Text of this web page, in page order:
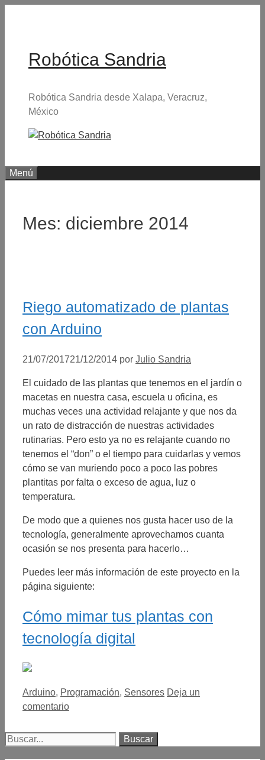
Robótica Sandria
Robótica Sandria desde Xalapa, Veracruz,
México
Menú
Mes: diciembre 2014
Riego automatizado de plantas
con Arduino
21/07/201721/12/2014 por Julio Sandria
El cuidado de las plantas que tenemos en el jardín o
macetas en nuestra casa, escuela u oficina, es
muchas veces una actividad relajante y que nos da
un rato de distracción de nuestras actividades
rutinarias. Pero esto ya no es relajante cuando no
tenemos el “don” o el tiempo para cuidarlas y vemos
cómo se van muriendo poco a poco las pobres
plantitas por falta o exceso de agua, luz o
temperatura.
De modo que a quienes nos gusta hacer uso de la
tecnología, generalmente aprovechamos cuanta
ocasión se nos presenta para hacerlo…
Puedes leer más información de este proyecto en la
página siguiente:
Cómo mimar tus plantas con
tecnología digital
Categorías
Arduino, Programación, Sensores Deja un
comentario
Buscar: